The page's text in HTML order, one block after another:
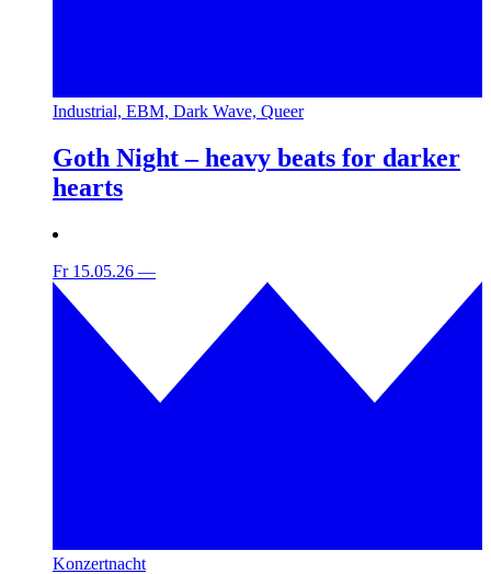
Industrial, EBM, Dark Wave, Queer
Goth Night – heavy beats for darker
hearts
Fr 15.05.26 —
Konzertnacht